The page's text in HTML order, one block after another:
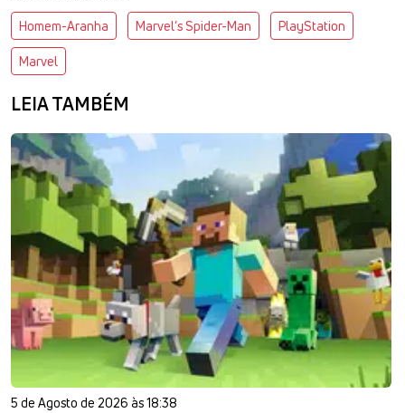
Homem-Aranha Marvel’s Spider-Man PlayStation
Marvel
LEIA TAMBÉM
5 de Agosto de 2026 às 18:38